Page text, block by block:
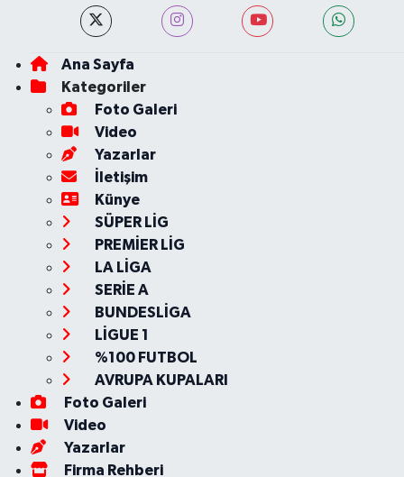
Ana Sayfa
Kategoriler
Foto Galeri
Video
Yazarlar
İletişim
Künye
SÜPER LİG
PREMİER LİG
LA LİGA
SERİE A
BUNDESLİGA
LİGUE 1
%100 FUTBOL
AVRUPA KUPALARI
Foto Galeri
Video
Yazarlar
Firma Rehberi